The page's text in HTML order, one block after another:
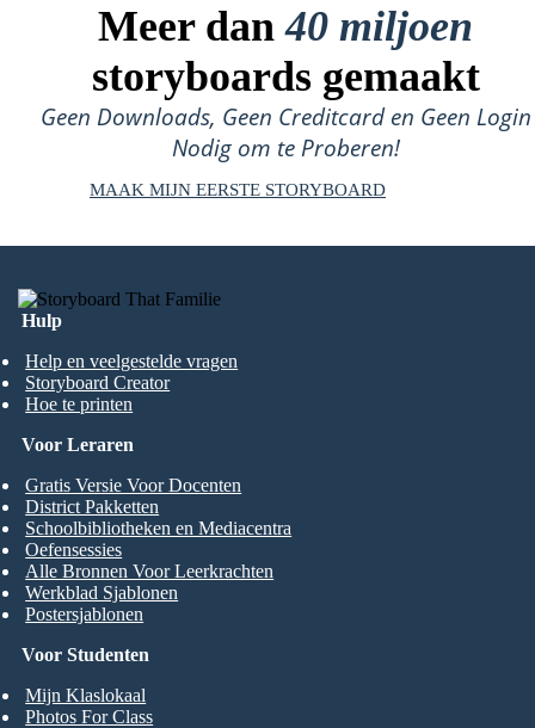
Meer dan40 miljoen
storyboards gemaakt
Geen Downloads, Geen Creditcard en Geen Login
Nodig om te Proberen!
MAAK MIJN EERSTE STORYBOARD
Hulp
Help en veelgestelde vragen
Storyboard Creator
Hoe te printen
Voor Studenten
Mijn Klaslokaal
Photos For Class
Voor Leraren
Gratis Versie Voor Docenten
District Pakketten
Schoolbibliotheken en Mediacentra
Oefensessies
Alle Bronnen Voor Leerkrachten
Werkblad Sjablonen
Postersjablonen